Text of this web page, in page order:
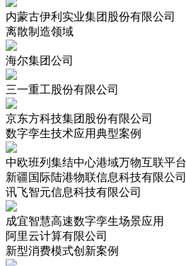
内蒙古伊利实业集团股份有限公司
离散制造领域
海尔集团公司
三一重工股份有限公司
京东方科技集团股份有限公司
数字孪生技术应用典型案例
中欧班列集结中心港域万物互联平台
新疆国际陆港物联信息科技有限公司
讯飞智元信息科技有限公司
成宜智慧高速数字孪生场景应用
阿里云计算有限公司
新型消费模式创新案例